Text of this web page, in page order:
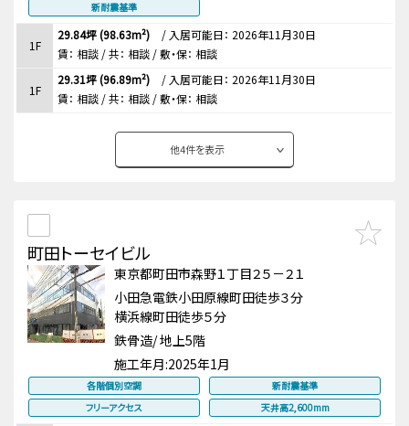
新耐震基準
1F
29.84坪 (98.63m²) / 入居可能日： 2026年11月30日
賃： 相談 / 共： 相談 / 敷・保： 相談
1F
29.31坪 (96.89m²) / 入居可能日： 2026年11月30日
賃： 相談 / 共： 相談 / 敷・保： 相談
他4件を表示
町田トーセイビル
東京都町田市森野１丁目２５－２１
小田急電鉄小田原線町田徒歩３分
横浜線町田徒歩５分
鉄骨造/ 地上5階
施工年月:2025年1月
各階個別空調
新耐震基準
フリーアクセス
天井高2,600mm